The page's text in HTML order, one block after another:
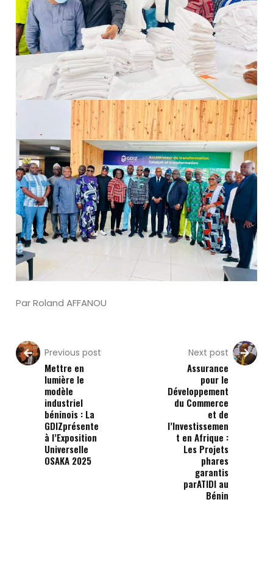
Par Roland AFFANOU
Previous post
Mettre en
lumière le
modèle
industriel
béninois : La
GDIZprésente
à l’Exposition
Universelle
OSAKA 2025
Next post
Assurance
pour le
Développement
du Commerce
et de
l’Investissemen
t en Afrique :
Les Projets
phares
garantis
parATIDI au
Bénin